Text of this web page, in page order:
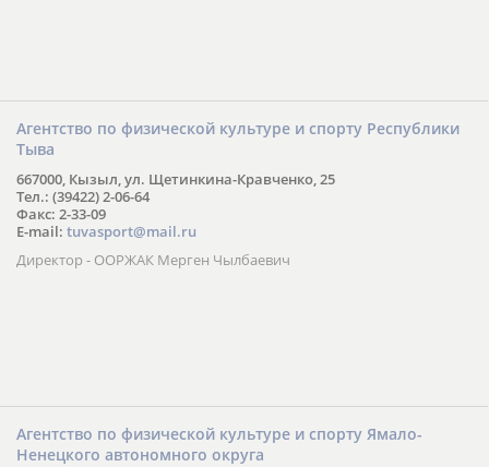
Агентство по физической культуре и спорту Республики
Тыва
667000, Кызыл, ул. Щетинкина-Кравченко, 25
Тел.: (39422) 2-06-64
Факс: 2-33-09
E-mail: tuvasport@mail.ru
Директор - ООРЖАК Мерген Чылбаевич
Агентство по физической культуре и спорту Ямало-
Ненецкого автономного округа